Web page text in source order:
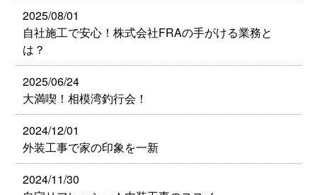
2025/08/01
自社施工で安心！株式会社FRAの手がける業務と
は？
2025/06/24
大満喫！相模湾釣行会！
2024/12/01
外装工事で家の印象を一新
2024/11/30